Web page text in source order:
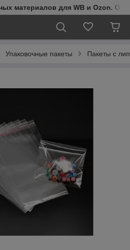
материалов для WB и Ozon.
Упаковочные пакеты Пакеты с